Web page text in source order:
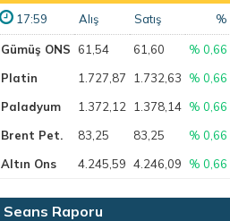
17:59 Alış Satış %
Gümüş ONS 61,54 61,60
% 0,66
Platin
1.727,87 1.732,63
% 0,66
Paladyum
1.372,12 1.378,14 % 0,66
Brent Pet.
83,25 83,25
% 0,66
Altın Ons
4.245,59 4.246,09 % 0,66
Seans Raporu